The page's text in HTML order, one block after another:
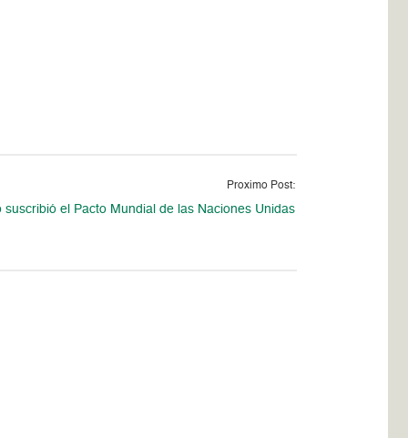
Proximo Post:
suscribió el Pacto Mundial de las Naciones Unidas